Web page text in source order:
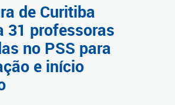
de Curitiba
31 professoras
no PSS para
e início